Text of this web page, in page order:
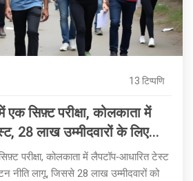
13 टिप्पणि
सिफ़्ट परीक्षा, कोलकाता में
28 लाख उम्मीदवारों के लिए
परीक्षा, कोलकाता में लैपटॉप‑आधारित टेस्ट
नीति लागू, जिससे 28 लाख उम्मीदवारों को